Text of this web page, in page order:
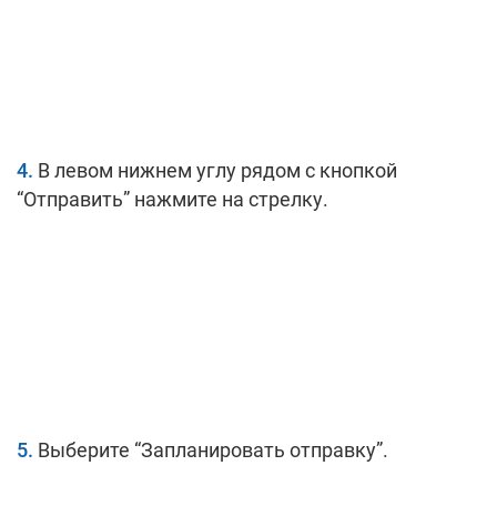
В левом нижнем углу рядом с кнопкой
“Отправить” нажмите на стрелку.
Выберите “Запланировать отправку”.